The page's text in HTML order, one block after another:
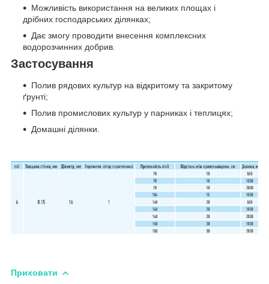
Можливість використання на великих площах і
дрібних господарських ділянках;
Дає змогу проводити внесення комплексних
водорозчинних добрив.
Застосування
Полив рядових культур на відкритому та закритому
ґрунті;
Полив промислових культур у парниках і теплицях;
Домашні ділянки.
Приховати